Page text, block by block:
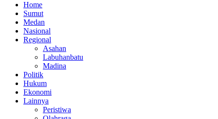
Home
Sumut
Medan
Nasional
Regional
Asahan
Labuhanbatu
Madina
Politik
Hukum
Ekonomi
Lainnya
Peristiwa